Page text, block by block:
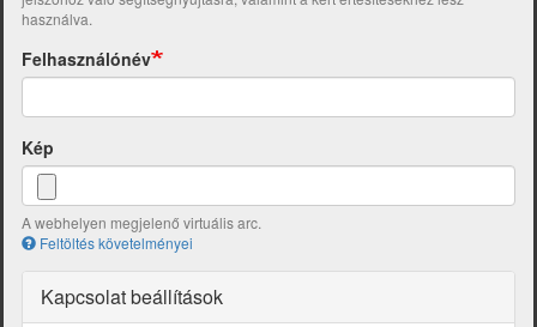
használva.
Felhasználónév
Kép
A webhelyen megjelenő virtuális arc.
Feltöltés követelményei
Kapcsolat beállítások